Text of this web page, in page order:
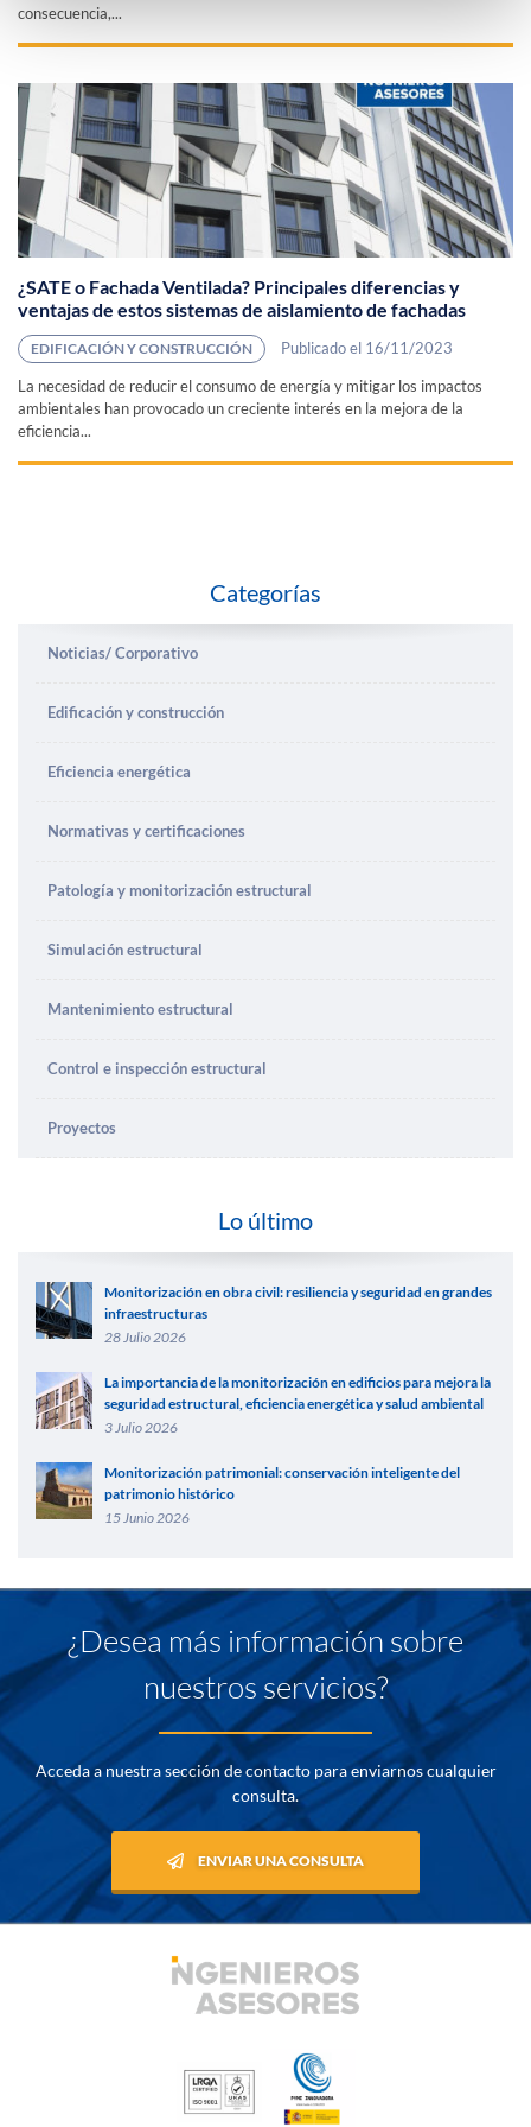
consecuencia,...
¿SATE o Fachada Ventilada? Principales diferencias y
ventajas de estos sistemas de aislamiento de fachadas
EDIFICACIÓN Y CONSTRUCCIÓN
Publicado el 16/11/2023
La necesidad de reducir el consumo de energía y mitigar los impactos
ambientales han provocado un creciente interés en la mejora de la
eficiencia...
Categorías
Noticias/ Corporativo
Edificación y construcción
Eficiencia energética
Normativas y certificaciones
Patología y monitorización estructural
Simulación estructural
Mantenimiento estructural
Control e inspección estructural
Proyectos
Lo último
Monitorización en obra civil: resiliencia y seguridad en grandes
infraestructuras
28 Julio 2026
La importancia de la monitorización en edificios para mejora la
seguridad estructural, eficiencia energética y salud ambiental
3 Julio 2026
Monitorización patrimonial: conservación inteligente del
patrimonio histórico
15 Junio 2026
¿Desea más información sobre
nuestros servicios?
Acceda a nuestra sección de contacto para enviarnos cualquier
consulta.
ENVIAR UNA CONSULTA